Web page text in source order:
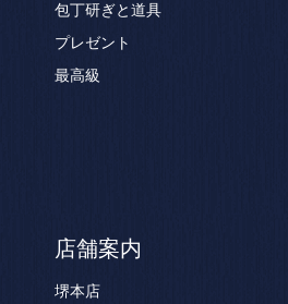
包丁研ぎと道具
プレゼント
最高級
店舗案内
堺本店